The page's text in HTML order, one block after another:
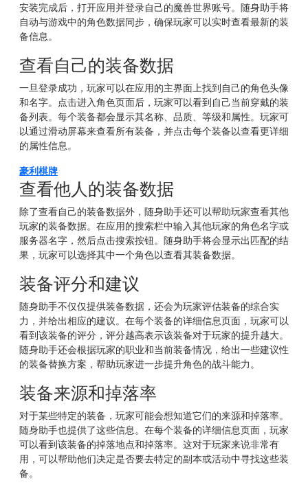
安装完成后，打开应用并登录自己的魔兽世界账号。随身助手将
自动与游戏中的角色数据同步，确保玩家可以实时查看最新的装
备信息。
查看自己的装备数据
一旦登录成功，玩家可以在应用的主界面上找到自己的角色头像
和名字。点击进入角色页面后，玩家可以看到自己当前穿戴的装
备列表。每个装备都会显示其名称、品质、等级和属性。玩家可
以通过滑动屏幕来查看所有装备，并点击每个装备以查看更详细
的属性信息。
豪利棋牌
查看他人的装备数据
除了查看自己的装备数据外，随身助手还可以帮助玩家查看其他
玩家的装备数据。在应用的搜索栏中输入其他玩家的角色名字或
服务器名字，然后点击搜索按钮。随身助手将会显示出匹配的结
果，玩家可以选择其中一个角色以查看其装备数据。
装备评分和建议
随身助手不仅仅提供装备数据，还会为玩家评估装备的综合实
力，并给出相应的建议。在每个装备的详细信息页面，玩家可以
看到该装备的评分，评分越高表示该装备对于玩家的提升越大。
随身助手还会根据玩家的职业和当前装备情况，给出一些建议性
的装备替换方案，帮助玩家进一步提升角色的战斗能力。
装备来源和掉落率
对于某些特定的装备，玩家可能会想知道它们的来源和掉落率。
随身助手也提供了这些信息。在每个装备的详细信息页面，玩家
可以看到该装备的掉落地点和掉落率。这对于玩家来说非常有
用，可以帮助他们决定是否要去特定的副本或活动中寻找这些装
备。